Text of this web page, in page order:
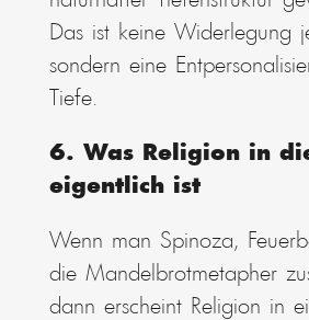
Das ist keine Widerlegung
sondern eine
Tiefe.
6. Was Religion in
eigentlich ist
Wenn man Spinoza,
die Mandelbrotmetapher
dann erscheint Religion in